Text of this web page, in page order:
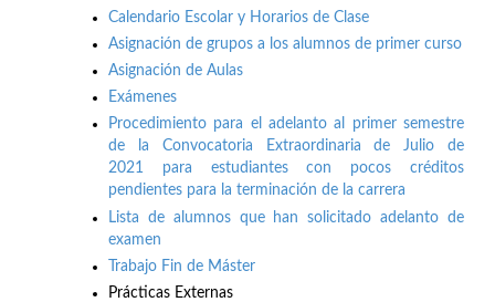
Calendario Escolar y Horarios de Clase
Asignación de grupos a los alumnos de primer curso
Asignación de Aulas
Exámenes
Procedimiento para el adelanto al primer semestre
de la Convocatoria Extraordinaria de Julio de
2021 para estudiantes con pocos créditos
pendientes para la terminación de la carrera
Lista de alumnos que han solicitado adelanto de
examen
Trabajo Fin de Máster
Prácticas Externas